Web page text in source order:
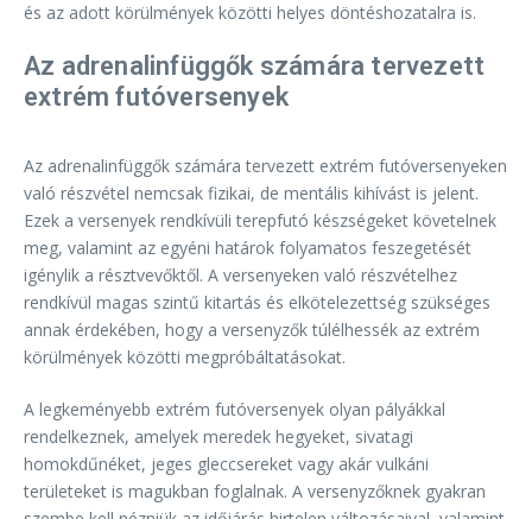
és az adott körülmények közötti helyes döntéshozatalra is.
Az adrenalinfüggők számára tervezett
extrém futóversenyek
Az adrenalinfüggők számára tervezett extrém futóversenyeken
való részvétel nemcsak fizikai, de mentális kihívást is jelent.
Ezek a versenyek rendkívüli terepfutó készségeket követelnek
meg, valamint az egyéni határok folyamatos feszegetését
igénylik a résztvevőktől. A versenyeken való részvételhez
rendkívül magas szintű kitartás és elkötelezettség szükséges
annak érdekében, hogy a versenyzők túlélhessék az extrém
körülmények közötti megpróbáltatásokat.
A legkeményebb extrém futóversenyek olyan pályákkal
rendelkeznek, amelyek meredek hegyeket, sivatagi
homokdűnéket, jeges gleccsereket vagy akár vulkáni
területeket is magukban foglalnak. A versenyzőknek gyakran